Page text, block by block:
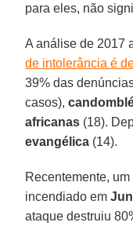
para eles, não
A análise de 2017
de intolerância é
39% das
casos),
africanas (18).
evangélica (14).
Recentemente, um
incendiado em
ataque destruiu